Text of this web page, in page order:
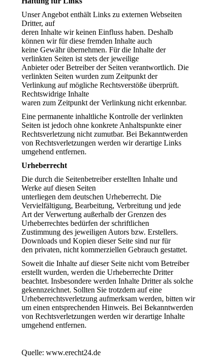
Unser Angebot enthält Links zu externen Webseiten
Dritter, auf
deren Inhalte wir keinen Einfluss haben. Deshalb
können wir für diese fremden Inhalte auch
keine Gewähr übernehmen. Für die Inhalte der
verlinkten Seiten ist stets der jeweilige
Anbieter oder Betreiber der Seiten verantwortlich. Die
verlinkten Seiten wurden zum Zeitpunkt der
Verlinkung auf mögliche Rechtsverstöße überprüft.
Rechtswidrige Inhalte
waren zum Zeitpunkt der Verlinkung nicht erkennbar.
Eine permanente inhaltliche Kontrolle der verlinkten
Seiten ist jedoch ohne konkrete Anhaltspunkte einer
Rechtsverletzung nicht zumutbar. Bei Bekanntwerden
von Rechtsverletzungen werden wir derartige Links
umgehend entfernen.
Urheberrecht
Die durch die Seitenbetreiber erstellten Inhalte und
Werke auf diesen Seiten
unterliegen dem deutschen Urheberrecht. Die
Vervielfältigung, Bearbeitung, Verbreitung und jede
Art der Verwertung außerhalb der Grenzen des
Urheberrechtes bedürfen der schriftlichen
Zustimmung des jeweiligen Autors bzw. Erstellers.
Downloads und Kopien dieser Seite sind nur für
den privaten, nicht kommerziellen Gebrauch gestattet.
Soweit die Inhalte auf dieser Seite nicht vom Betreiber
erstellt wurden, werden die Urheberrechte Dritter
beachtet. Insbesondere werden Inhalte Dritter als solche
gekennzeichnet. Sollten Sie trotzdem auf eine
Urheberrechtsverletzung aufmerksam werden, bitten wir
um einen entsprechenden Hinweis. Bei Bekanntwerden
von Rechtsverletzungen werden wir derartige Inhalte
umgehend entfernen.
Quelle: www.erecht24.de